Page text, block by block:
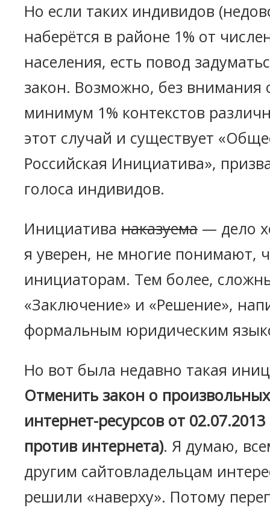
Но если таких индивидов
наберётся в районе 1% от
населения, есть повод
закон. Возможно, без внимания
минимум 1% контекстов
этот случай и существует
Российская Инициатива»,
голоса индивидов.
Инициатива наказуема — дело
я уверен, не многие понимают,
инициаторам. Тем более,
«Заключение» и «Решение»,
формальным юридическим
Но вот была недавно такая
Отменить закон о
интернет-ресурсов от
против интернета). Я думаю,
другим сайтовладельцам
решили «наверху». Потому